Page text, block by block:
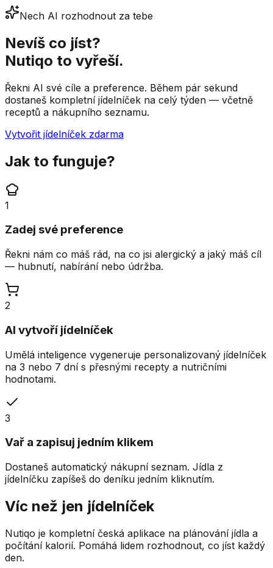
Nech AI rozhodnout za tebe
Nevíš co jíst?
Nutiqo to vyřeší.
Řekni AI své cíle a preference. Během pár sekund
dostaneš kompletní jídelníček na celý týden — včetně
receptů a nákupního seznamu.
Vytvořit jídelníček zdarma
Jak to funguje?
1
Zadej své preference
Řekni nám co máš rád, na co jsi alergický a jaký máš cíl
— hubnutí, nabírání nebo údržba.
2
AI vytvoří jídelníček
Umělá inteligence vygeneruje personalizovaný jídelníček
na 3 nebo 7 dní s přesnými recepty a nutričními
hodnotami.
3
Vař a zapisuj jedním klikem
Dostaneš automatický nákupní seznam. Jídla z
jídelníčku zapíšeš do deníku jedním kliknutím.
Víc než jen jídelníček
Nutiqo je kompletní česká aplikace na plánování jídla a
počítání kalorií. Pomáhá lidem rozhodnout, co jíst každý
den.